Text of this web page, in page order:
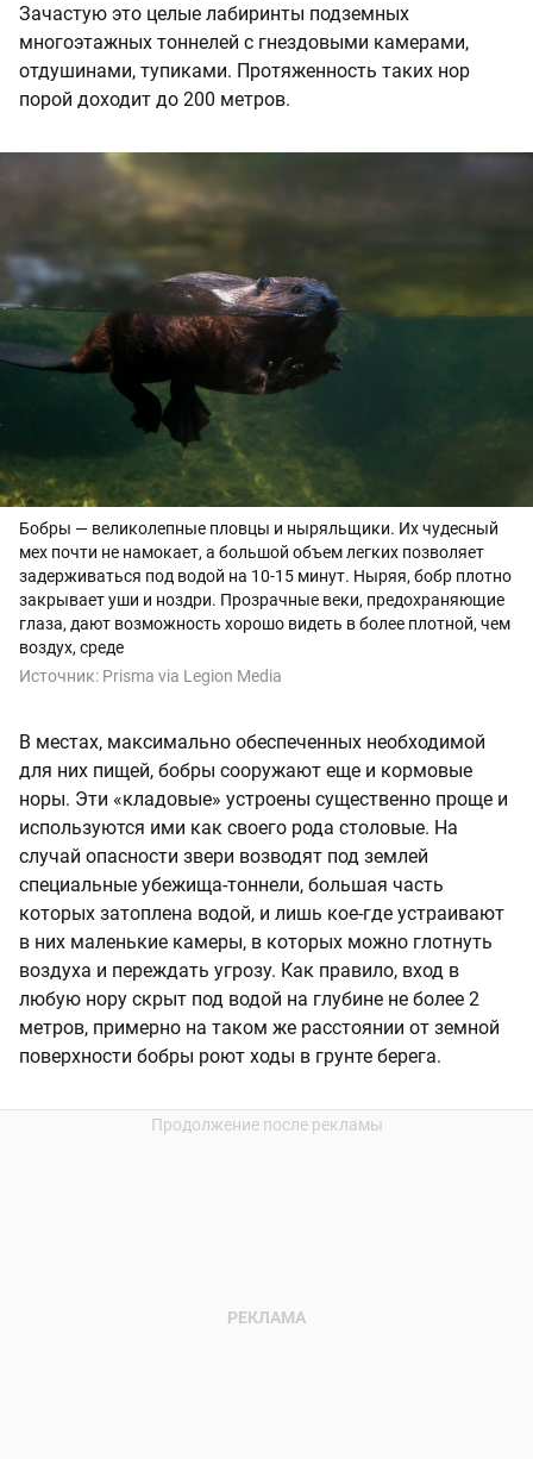
Зачастую это целые лабиринты подземных
многоэтажных тоннелей с гнездовыми камерами,
отдушинами, тупиками. Протяженность таких нор
порой доходит до 200 метров.
Бобры — великолепные пловцы и ныряльщики. Их чудесный
мех почти не намокает, а большой объем легких позволяет
задерживаться под водой на 10-15 минут. Ныряя, бобр плотно
закрывает уши и ноздри. Прозрачные веки, предохраняющие
глаза, дают возможность хорошо видеть в более плотной, чем
воздух, среде
Источник: Prisma via Legion Media
В местах, максимально обеспеченных необходимой
для них пищей, бобры сооружают еще и кормовые
норы. Эти «кладовые» устроены существенно проще и
используются ими как своего рода столовые. На
случай опасности звери возводят под землей
специальные убежища-тоннели, большая часть
которых затоплена водой, и лишь кое-где устраивают
в них маленькие камеры, в которых можно глотнуть
воздуха и переждать угрозу. Как правило, вход в
любую нору скрыт под водой на глубине не более 2
метров, примерно на таком же расстоянии от земной
поверхности бобры роют ходы в грунте берега.